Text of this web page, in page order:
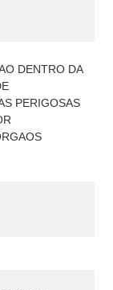
DENTRO DA
PERIGOSAS